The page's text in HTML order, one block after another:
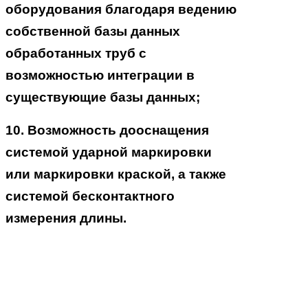
оборудования благодаря ведению
собственной базы данных
обработанных труб с
возможностью интеграции в
существующие базы данных;
10. Возможность дооснащения
системой ударной маркировки
или маркировки краской, а также
системой бесконтактного
измерения длины.